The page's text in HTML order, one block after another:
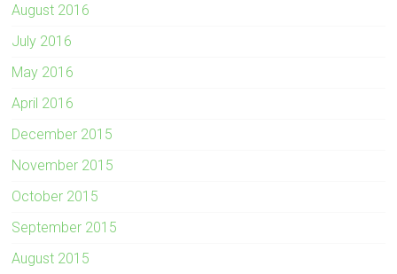
August 2016
July 2016
May 2016
April 2016
December 2015
November 2015
October 2015
September 2015
August 2015